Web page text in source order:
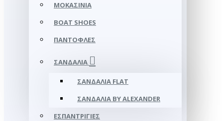
ΜΟΚΑΣΊΝΙΑ
BOAT SHOES
ΠΑΝΤΌΦΛΕΣ
ΣΑΝΔΆΛΙΑ
ΣΑΝΔΆΛΙΑ FLAT
ΣΑΝΔΆΛΙΑ BY ALEXANDER
ΕΣΠΑΝΤΡΊΓΙΕΣ